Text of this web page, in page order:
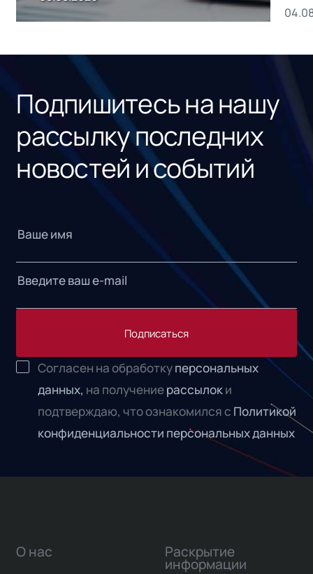
Подпишитесь на нашу
рассылку последних
новостей и событий
Подписаться
Согласен на обработкуперсональных
данных, на получениерассылоки
подтверждаю, что ознакомился с Политикой
конфиденциальности персональных данных
О нас Раскрытие
информации